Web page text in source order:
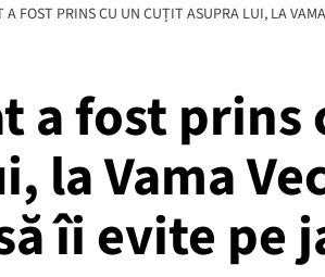
A FOST PRINS CU UN CUȚIT ASUPRA LUI, LA
a fost
la Vama
îi evite pe